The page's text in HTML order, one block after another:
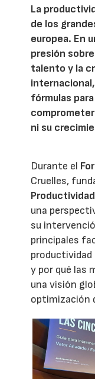
La
de los
europea. En
presión
talento y la
fórmulas
ni su
Durante el
Cruelles,
Productividad
una
su
principales
y por qué las
una visión
optimización